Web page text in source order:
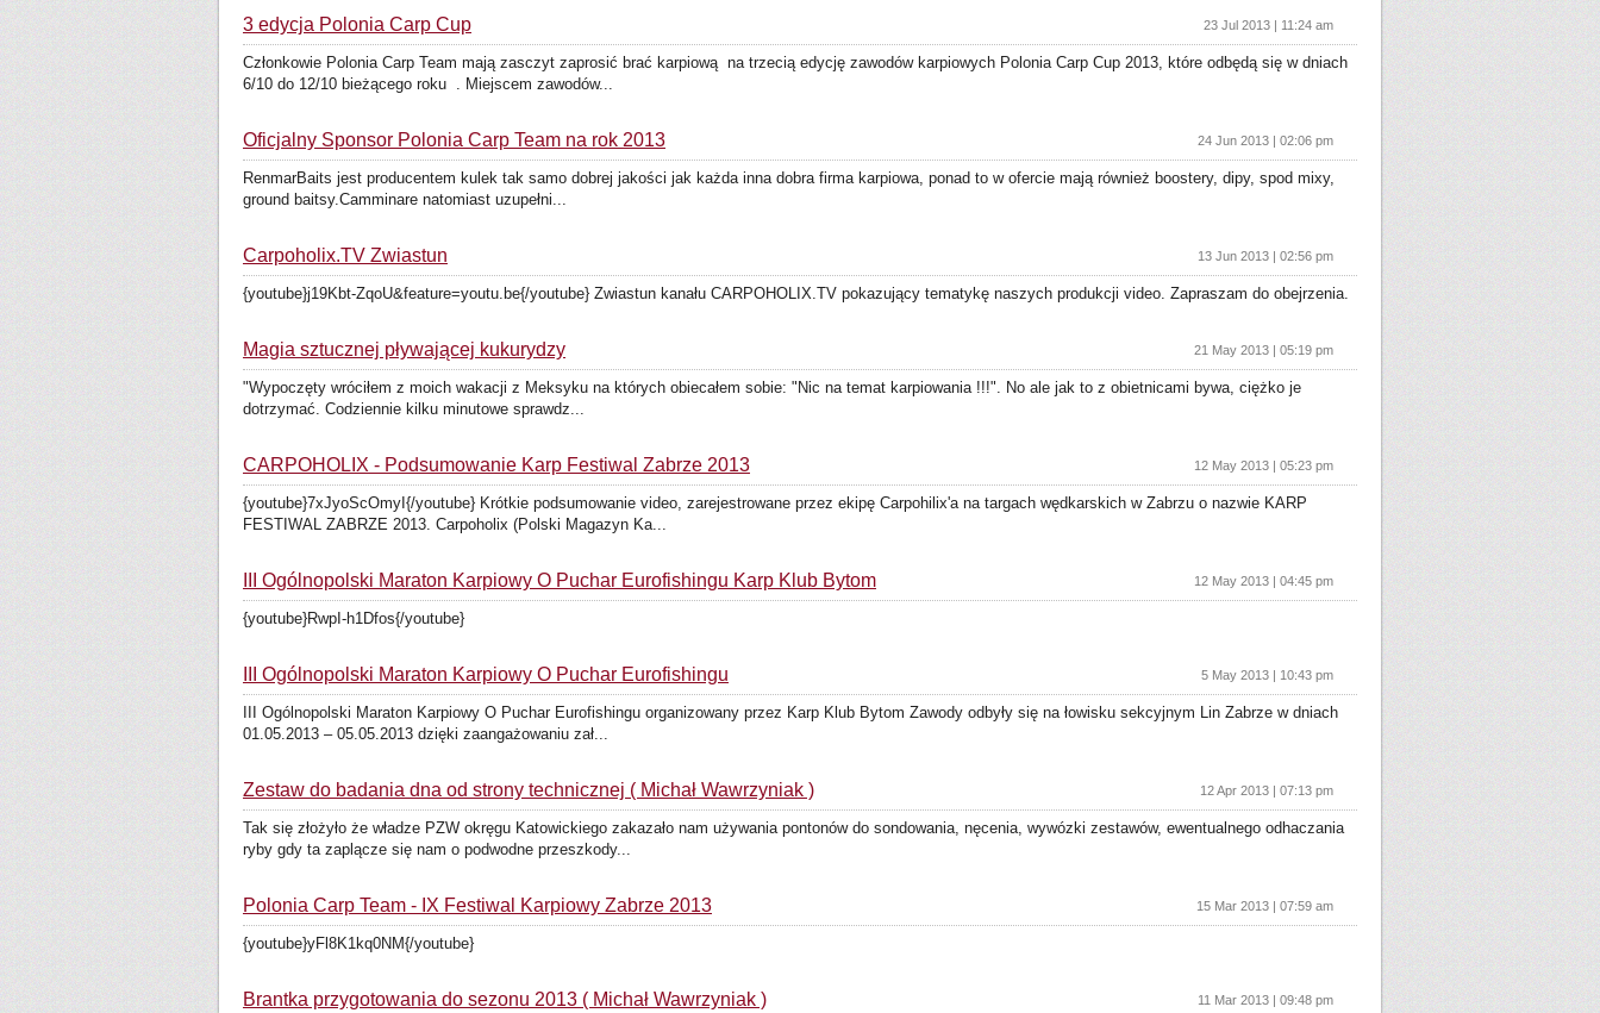
3 edycja Polonia Carp Cup 23 Jul 2013 | 11:24 am
Członkowie Polonia Carp Team mają zasczyt zaprosić brać karpiową na trzecią edycję zawodów karpiowych Polonia Carp Cup 2013, które odbędą się w dniach
6/10 do 12/10 bieżącego roku . Miejscem zawodów...
Oficjalny Sponsor Polonia Carp Team na rok 2013 24 Jun 2013 | 02:06 pm
RenmarBaits jest producentem kulek tak samo dobrej jakości jak każda inna dobra firma karpiowa, ponad to w ofercie mają również boostery, dipy, spod mixy,
ground baitsy.Camminare natomiast uzupełni...
Carpoholix.TV Zwiastun 13 Jun 2013 | 02:56 pm
{youtube}j19Kbt-ZqoU&feature=youtu.be{/youtube} Zwiastun kanału CARPOHOLIX.TV pokazujący tematykę naszych produkcji video. Zapraszam do obejrzenia.
Magia sztucznej pływającej kukurydzy 21 May 2013 | 05:19 pm
"Wypoczęty wróciłem z moich wakacji z Meksyku na których obiecałem sobie: "Nic na temat karpiowania !!!". No ale jak to z obietnicami bywa, ciężko je
dotrzymać. Codziennie kilku minutowe sprawdz...
CARPOHOLIX - Podsumowanie Karp Festiwal Zabrze 2013 12 May 2013 | 05:23 pm
{youtube}7xJyoScOmyI{/youtube} Krótkie podsumowanie video, zarejestrowane przez ekipę Carpohilix'a na targach wędkarskich w Zabrzu o nazwie KARP
FESTIWAL ZABRZE 2013. Carpoholix (Polski Magazyn Ka...
III Ogólnopolski Maraton Karpiowy O Puchar Eurofishingu Karp Klub Bytom 12 May 2013 | 04:45 pm
{youtube}RwpI-h1Dfos{/youtube}
III Ogólnopolski Maraton Karpiowy O Puchar Eurofishingu 5 May 2013 | 10:43 pm
III Ogólnopolski Maraton Karpiowy O Puchar Eurofishingu organizowany przez Karp Klub Bytom Zawody odbyły się na łowisku sekcyjnym Lin Zabrze w dniach
01.05.2013 – 05.05.2013 dzięki zaangażowaniu zał...
Zestaw do badania dna od strony technicznej ( Michał Wawrzyniak ) 12 Apr 2013 | 07:13 pm
Tak się złożyło że władze PZW okręgu Katowickiego zakazało nam używania pontonów do sondowania, nęcenia, wywózki zestawów, ewentualnego odhaczania
ryby gdy ta zaplącze się nam o podwodne przeszkody...
Polonia Carp Team - IX Festiwal Karpiowy Zabrze 2013 15 Mar 2013 | 07:59 am
{youtube}yFl8K1kq0NM{/youtube}
Brantka przygotowania do sezonu 2013 ( Michał Wawrzyniak ) 11 Mar 2013 | 09:48 pm